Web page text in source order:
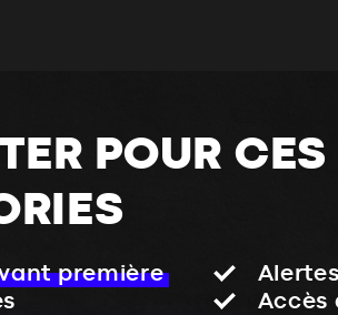
POUR CES
première
Accès